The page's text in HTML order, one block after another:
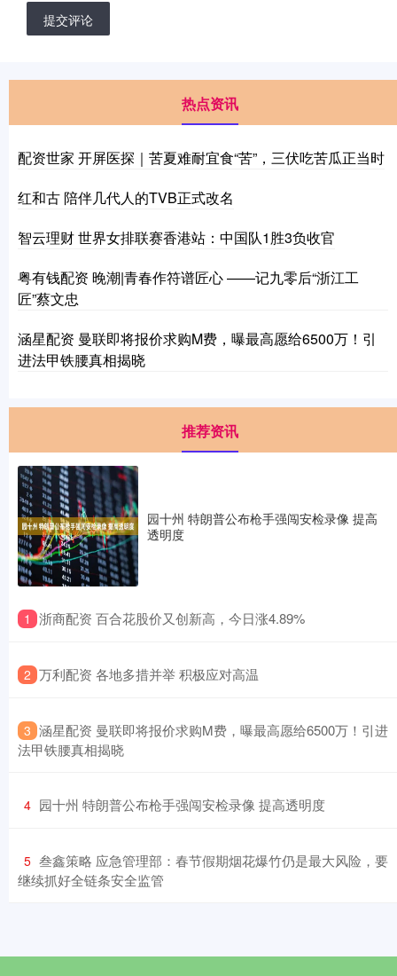
提交评论
热点资讯
配资世家 开屏医探｜苦夏难耐宜食“苦”，三伏吃苦瓜正当时
红和古 陪伴几代人的TVB正式改名
智云理财 世界女排联赛香港站：中国队1胜3负收官
粤有钱配资 晚潮|青春作符谱匠心 ——记九零后“浙江工
匠”蔡文忠
涵星配资 曼联即将报价求购M费，曝最高愿给6500万！引
进法甲铁腰真相揭晓
推荐资讯
园十州 特朗普公布枪手强闯安检录像 提高
透明度
1 ​浙商配资 百合花股价又创新高，今日涨4.89%
2 ​万利配资 各地多措并举 积极应对高温
3 ​涵星配资 曼联即将报价求购M费，曝最高愿给6500万！引进
法甲铁腰真相揭晓
4 ​园十州 特朗普公布枪手强闯安检录像 提高透明度
5 ​叁鑫策略 应急管理部：春节假期烟花爆竹仍是最大风险，要
继续抓好全链条安全监管